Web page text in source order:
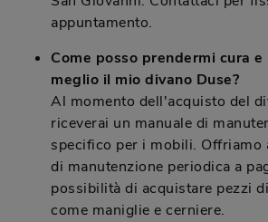
appuntamento.
Come posso prendermi cura
meglio il mio divano Duse?
Al momento dell'acquisto del
riceverai un manuale di
specifico per i mobili. Offriamo
di manutenzione periodica a
possibilità di acquistare pezzi
come maniglie e cerniere.